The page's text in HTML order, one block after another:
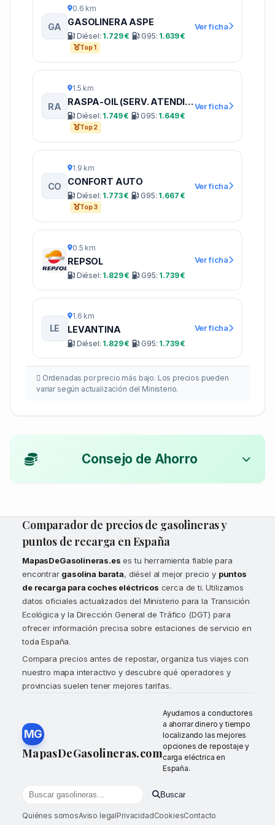
GA
0.6 km
GASOLINERA ASPE
Diésel: 1.729 € G95: 1.639 €
Top 1
Ver ficha
RA
1.5 km
RASPA-OIL (SERV. ATENDIDO)
Diésel: 1.749 € G95: 1.649 €
Top 2
Ver ficha
CO
1.9 km
CONFORT AUTO
Diésel: 1.773 € G95: 1.667 €
Top 3
Ver ficha
0.5 km
REPSOL
Diésel: 1.829 € G95: 1.739 €
Ver ficha
LE
1.6 km
LEVANTINA
Diésel: 1.829 € G95: 1.739 €
Ver ficha
Ordenadas por precio más bajo. Los precios pueden
variar según actualización del Ministerio.
Consejo de Ahorro
Comparador de precios de gasolineras y
puntos de recarga en España
MapasDeGasolineras.es es tu herramienta fiable para
encontrar gasolina barata, diésel al mejor precio y puntos
de recarga para coches eléctricos cerca de ti. Utilizamos
datos oficiales actualizados del Ministerio para la Transición
Ecológica y la Dirección General de Tráfico (DGT) para
ofrecer información precisa sobre estaciones de servicio en
toda España.
Compara precios antes de repostar, organiza tus viajes con
nuestro mapa interactivo y descubre qué operadores y
provincias suelen tener mejores tarifas.
MG
MapasDeGasolineras.com
Ayudamos a conductores
a ahorrar dinero y tiempo
localizando las mejores
opciones de repostaje y
carga eléctrica en
España.
Buscar gasolineras por localidad o provincia
Buscar
Quiénes somosAviso legalPrivacidadCookiesContacto